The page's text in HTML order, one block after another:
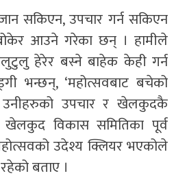
सकिएन, उपचार गर्न सकिएन
आउने गरेका छन् । हामीले
हेरेर बस्ने बाहेक केही गर्न
भन्छन्, ‘महोत्सवबाट बचेको
उनीहरुको उपचार र खेलकुदकै
खेलकुद विकास समितिका पूर्व
उदेश्य क्लियर भएकोले
बताए ।